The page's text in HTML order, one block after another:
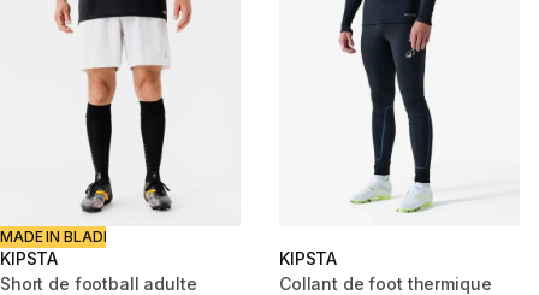
MADE IN BLADI
KIPSTA
Short de football adulte
KIPSTA
Collant de foot thermique